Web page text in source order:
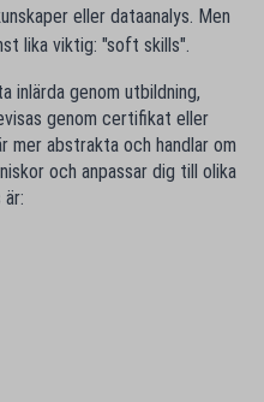
eller dataanalys. Men
lika viktig: "soft skills".
inlärda genom utbildning,
genom certifikat eller
mer abstrakta och handlar om
och anpassar dig till olika